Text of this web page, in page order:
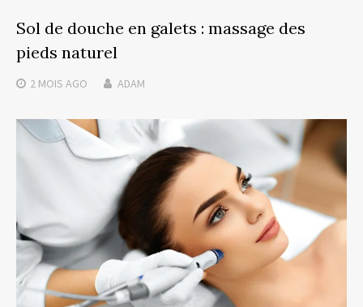
Sol de douche en galets : massage des
pieds naturel
2 MOIS AGO ADAM